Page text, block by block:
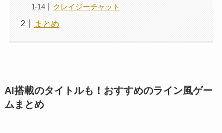
クレイジーチャット
まとめ
AI搭載のタイトルも！おすすめのライン風ゲー
ムまとめ